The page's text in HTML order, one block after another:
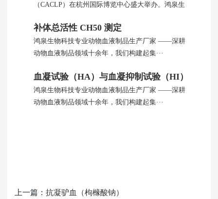
（CACLP）在杭州国际博览中心盛大举办。鸿泉生
补体总活性 CH50 测定
鸿泉生物科技专业动物血液制品生产厂家 ——深耕
动物血液制品领域十余年，我们构建起集···
血凝试验（HA）与血凝抑制试验（HI）
鸿泉生物科技专业动物血液制品生产厂家 ——深耕
动物血液制品领域十余年，我们构建起集···
上一篇： 抗凝驴血（枸橼酸钠）